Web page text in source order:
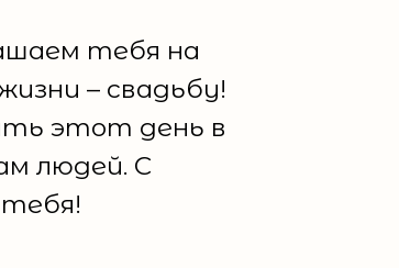
тебя на
– свадьбу!
этот день в
людей. С